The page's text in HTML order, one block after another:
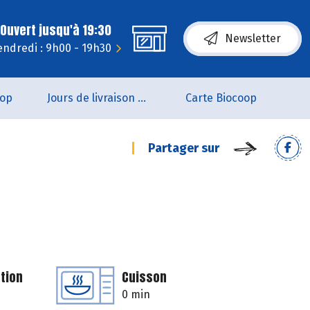
Ouvert jusqu'à 19:30
: 9h00 - 19h30
Newsletter
Jours de livraison de pain Carte Biocoop
Partager sur
Cuisson
0 min